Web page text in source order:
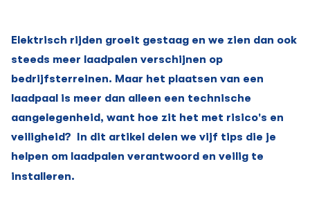
Elektrisch rijden groeit gestaag en we zien dan ook
steeds meer laadpalen verschijnen op
bedrijfsterreinen. Maar het plaatsen van een
laadpaal is meer dan alleen een technische
aangelegenheid, want hoe zit het met risico's en
veiligheid? In dit artikel delen we vijf tips die je
helpen om laadpalen verantwoord en veilig te
installeren.